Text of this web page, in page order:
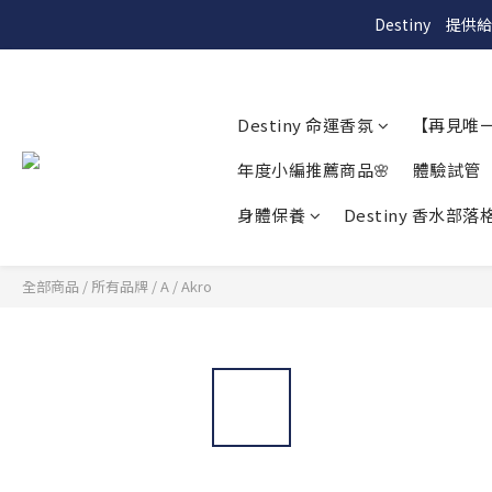
Destiny　提供
Destiny 命運香氛
【再見
年度小編推薦商品🌸
體驗試管
身體保養
Destiny 香水部落
全部商品 / 所有品牌 /A /Akro